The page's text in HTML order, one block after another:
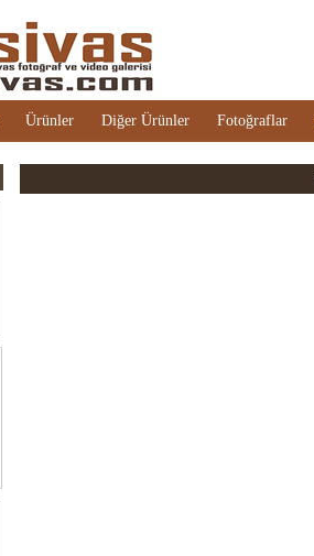
Ürünler Diğer Ürünler Fotoğraflar